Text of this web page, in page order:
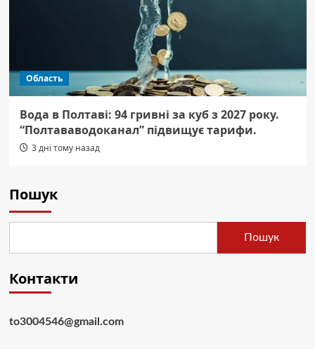
Область
Вода в Полтаві: 94 гривні за куб з 2027 року.
“Полтававодоканал” підвищує тарифи.
3 дні тому назад
Пошук
Пошук
Контакти
to3004546@gmail.com